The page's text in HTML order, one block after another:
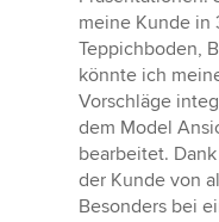
meine Kunde in
Teppichboden,
könnte ich
Vorschläge
dem Model
bearbeitet.
der Kunde von
Besonders bei